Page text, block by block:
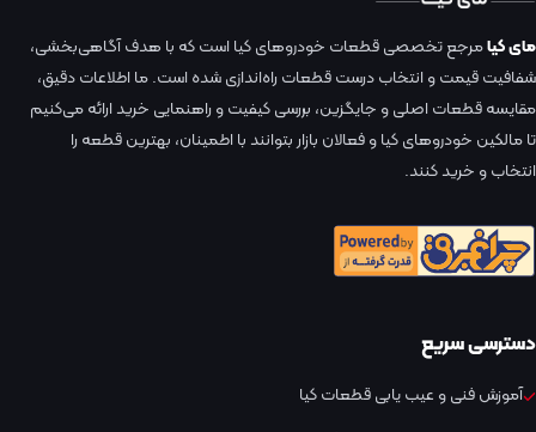
مای کیامرجع تخصصی قطعات خودروهای کیا است که با هدف آگاهی‌بخشی،
شفافیت قیمت و انتخاب درست قطعات راه‌اندازی شده است. ما اطلاعات دقیق،
مقایسه قطعات اصلی و جایگزین، بررسی کیفیت و راهنمایی خرید ارائه می‌کنیم
تا مالکین خودروهای کیا و فعالان بازار بتوانند با اطمینان، بهترین قطعه را
انتخاب و خرید کنند.
دسترسی سریع
آموزش فنی و عیب یابی قطعات کیا